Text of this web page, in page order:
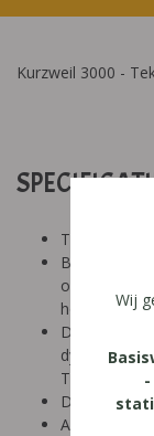
Kurzweil 3000 -
Tool: van ons
Besproken
onderwijs
hoger
Diagnose:
dyscalculie,
Tourette,
Domein:
Aard: praktisch
Wij